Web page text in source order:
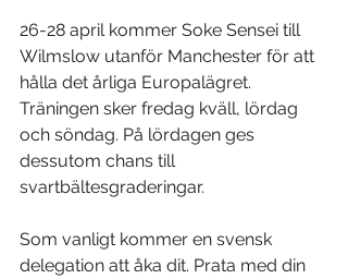
26-28 april kommer Soke Sensei till
Wilmslow utanför Manchester för att
hålla det årliga Europalägret.
Träningen sker fredag kväll, lördag
och söndag. På lördagen ges
dessutom chans till
svartbältesgraderingar.
Som vanligt kommer en svensk
delegation att åka dit. Prata med din